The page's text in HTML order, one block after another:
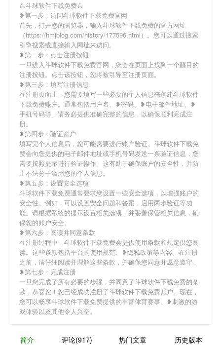
🛴斗球软件下载免费🛴
❥第一步：访问斗球软件下载免费官网
首先，打开您的浏览器，输入斗球软件下载免费的官方网址
（https://hmjblog.com/history/177596.html）。您可以通过搜索
引擎搜索或直接输入网址来访问。
❥第二步：点击注册按钮
一旦进入斗球软件下载免费官网，您会在页面上找到一个醒目的
注册按钮。点击该按钮，您将被引导至注册页面。
❥第三步：填写注册信息
在注册页面上，您需要填写一些必要的个人信息来创建斗球软件
下载免费账户。通常包括用户名、❥密码、❥电子邮件地址、❥
手机号码等。请务必提供准确完整的信息，以确保顺利完成注
册。
❥第四步：验证账户
填写完个人信息后，您可能需要进行账户验证。斗球软件下载免
费会向您提供的电子邮件地址或手机号码发送一条验证信息，您
需要按照提示进行验证操作。这有助于确保账户的安全性，并防
止不法分子滥用您的个人信息。
❥第五步：设置安全选项
斗球软件下载免费通常要求您设置一些安全选项，以增强账户的
安全性。例如，可以设置安全问题和答案，启用两步验证等功
能。请根据系统的提示设置相关选项，并妥善保管相关信息，确
保您的账户安全。
❥第六步：阅读并同意条款
在注册过程中，斗球软件下载免费会提供使用条款和规定供您阅
读。这些条款包括平台的使用规范、❥隐私政策等内容。在注册
之前，请仔细阅读并理解这些条款，并确保您同意并愿意遵守。
❥第七步：完成注册
一旦您完成了所有必要的步骤，并同意了斗球软件下载免费的条
款，恭喜您！您已经成功注册了斗球软件下载免费账户。现在，
您可以畅享斗球软件下载免费提供的丰富体育赛事、❥刺激的游
戏体验以及其他令人兴奋。
简介 评论(917) 热门文章 历史版本